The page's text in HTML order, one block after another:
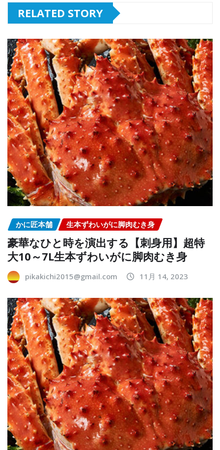
RELATED STORY
かに匠本舗 生本ずわいがに脚肉むき身
豪華なひと時を演出する【刺身用】超特
大10～7L生本ずわいがに脚肉むき身
pikakichi2015@gmail.com 11月 14, 2023